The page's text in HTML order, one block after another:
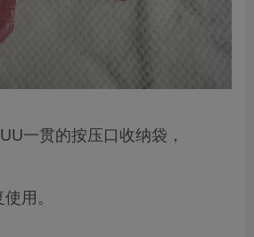
一贯的按压口收纳袋，
用。